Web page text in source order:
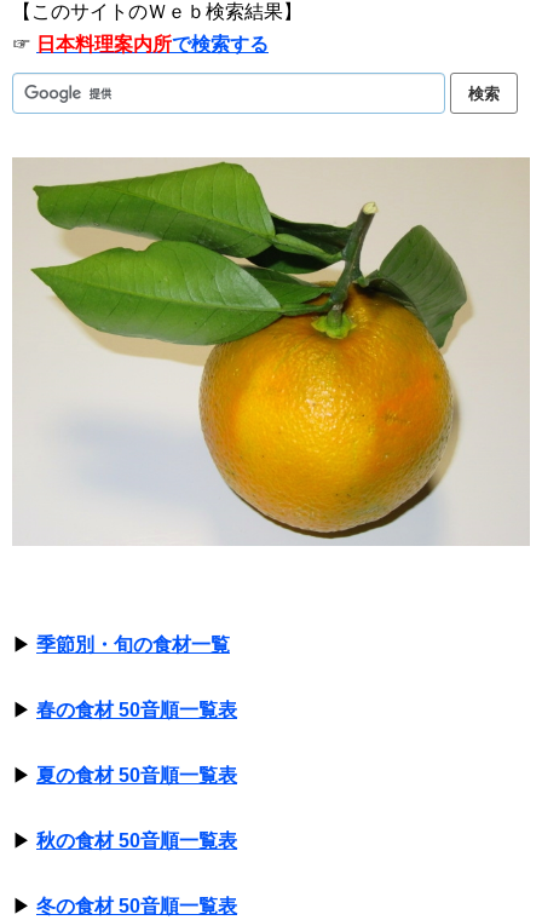
【このサイトのＷｅｂ検索結果】
☞ 日本料理案内所で検索する
▶ 季節別・旬の食材一覧
▶ 春の食材 50音順一覧表
▶ 夏の食材 50音順一覧表
▶ 秋の食材 50音順一覧表
▶ 冬の食材 50音順一覧表